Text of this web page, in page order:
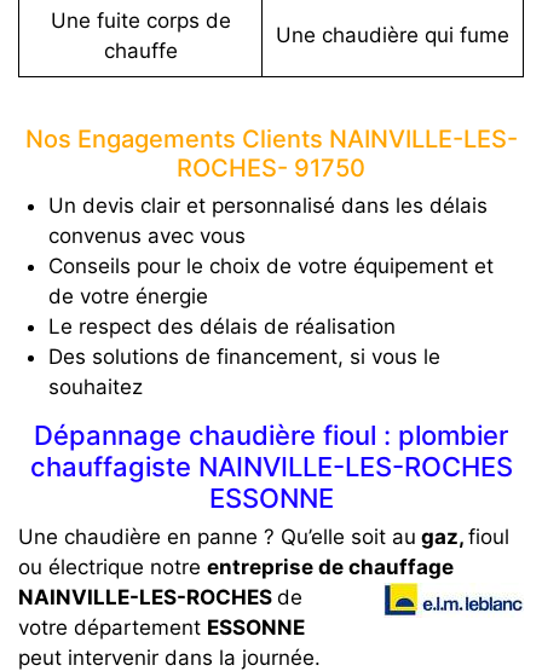
Une fuite corps de
chauffe
Une chaudière qui fume
Nos Engagements Clients NAINVILLE-LES-
ROCHES- 91750
Un devis clair et personnalisé dans les délais
convenus avec vous
Conseils pour le choix de votre équipement et
de votre énergie
Le respect des délais de réalisation
Des solutions de financement, si vous le
souhaitez
Dépannage chaudière fioul : plombier
chauffagiste NAINVILLE-LES-ROCHES
ESSONNE
Une chaudière en panne ? Qu’elle soit au gaz, fioul
ou électrique notre entreprise de chauffage
NAINVILLE-LES-ROCHES de
votre département ESSONNE
peut intervenir dans la journée.